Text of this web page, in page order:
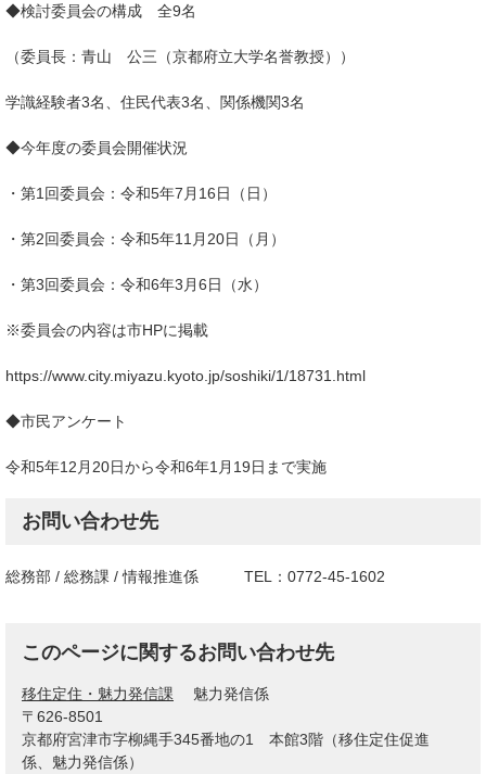
◆検討委員会の構成 全9名
（委員長：青山 公三（京都府立大学名誉教授））
学識経験者3名、住民代表3名、関係機関3名
◆今年度の委員会開催状況
・第1回委員会：令和5年7月16日（日）
・第2回委員会：令和5年11月20日（月）
・第3回委員会：令和6年3月6日（水）
※委員会の内容は市HPに掲載
https://www.city.miyazu.kyoto.jp/soshiki/1/18731.html
◆市民アンケート
令和5年12月20日から令和6年1月19日まで実施
お問い合わせ先
総務部 / 総務課 / 情報推進係 TEL：0772-45-1602
このページに関するお問い合わせ先
移住定住・魅力発信課
魅力発信係
〒626-8501
京都府宮津市字柳縄手345番地の1 本館3階（移住定住促進
係、魅力発信係）